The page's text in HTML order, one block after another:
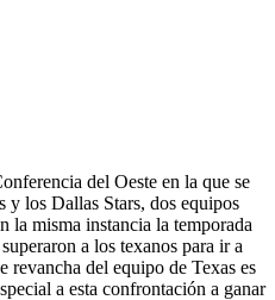
del Oeste en la que se
y los Dallas Stars, dos equipos
la misma instancia la temporada
a los texanos para ir a
revancha del equipo de Texas es
a esta confrontación a ganar